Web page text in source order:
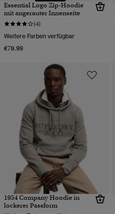
Essential Logo Zip-Hoodie
mit angerauter Innenseite
(4)
Weitere Farben verfügbar
€79.99
1954 Company Hoodie in
lockerer Passform